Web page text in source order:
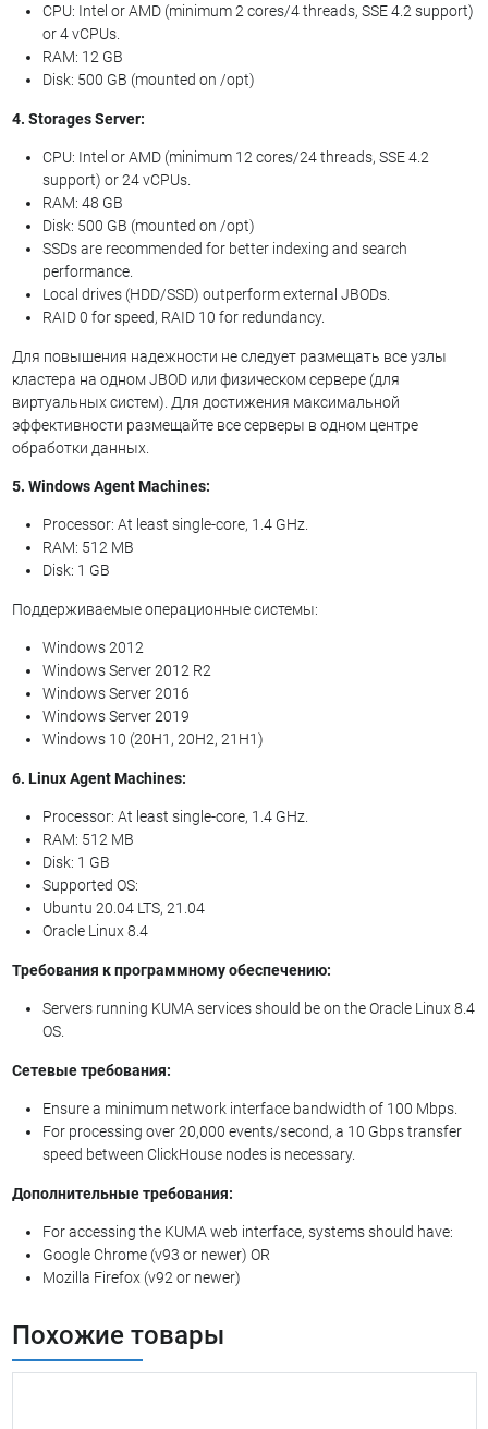
CPU: Intel or AMD (minimum 2 cores/4 threads, SSE 4.2 support)
or 4 vCPUs.
RAM: 12 GB
Disk: 500 GB (mounted on /opt)
4. Storages Server:
CPU: Intel or AMD (minimum 12 cores/24 threads, SSE 4.2
support) or 24 vCPUs.
RAM: 48 GB
Disk: 500 GB (mounted on /opt)
SSDs are recommended for better indexing and search
performance.
Local drives (HDD/SSD) outperform external JBODs.
RAID 0 for speed, RAID 10 for redundancy.
Для повышения надежности не следует размещать все узлы
кластера на одном JBOD или физическом сервере (для
виртуальных систем). Для достижения максимальной
эффективности размещайте все серверы в одном центре
обработки данных.
5. Windows Agent Machines:
Processor: At least single-core, 1.4 GHz.
RAM: 512 MB
Disk: 1 GB
Поддерживаемые операционные системы:
Windows 2012
Windows Server 2012 R2
Windows Server 2016
Windows Server 2019
Windows 10 (20H1, 20H2, 21H1)
6. Linux Agent Machines:
Processor: At least single-core, 1.4 GHz.
RAM: 512 MB
Disk: 1 GB
Supported OS:
Ubuntu 20.04 LTS, 21.04
Oracle Linux 8.4
Требования к программному обеспечению:
Servers running KUMA services should be on the Oracle Linux 8.4
OS.
Сетевые требования:
Ensure a minimum network interface bandwidth of 100 Mbps.
For processing over 20,000 events/second, a 10 Gbps transfer
speed between ClickHouse nodes is necessary.
Дополнительные требования:
For accessing the KUMA web interface, systems should have:
Google Chrome (v93 or newer) OR
Mozilla Firefox (v92 or newer)
Похожие товары